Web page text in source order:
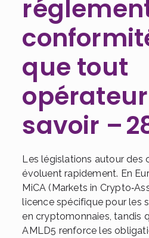
que tout
savoir –
Les législations autour des
évoluent rapidement. En
MiCA (Markets in
licence spécifique pour les
en cryptomonnaies, tandis
AMLD5 renforce les